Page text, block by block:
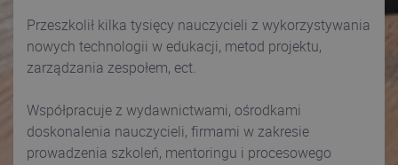
Przeszkolił kilka tysięcy nauczycieli z wykorzystywania
nowych technologii w edukacji, metod projektu,
zarządzania zespołem, ect.
Współpracuje z wydawnictwami, ośrodkami
doskonalenia nauczycieli, firmami w zakresie
prowadzenia szkoleń, mentoringu i procesowego